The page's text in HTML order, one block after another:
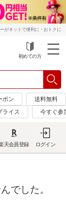
がネットで便利に・おトクに
初めての方
ポン
送料無料
ライス 今すぐ参
天会員登録 ログイン
でした。